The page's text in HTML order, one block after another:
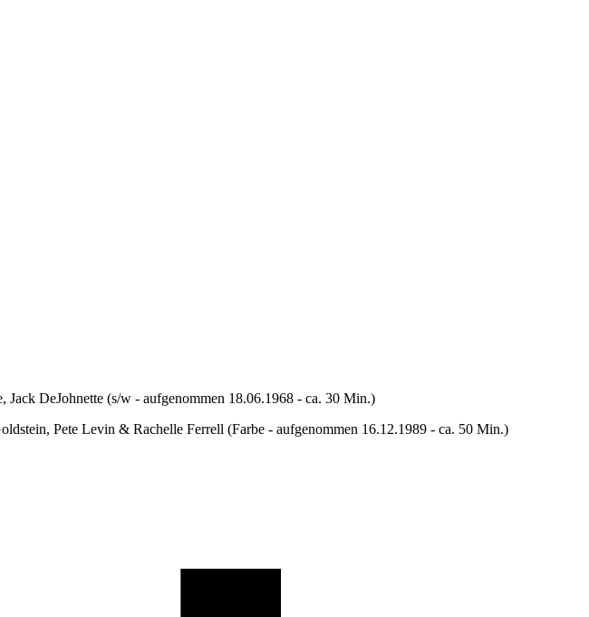
DeJohnette (s/w - aufgenommen 18.06.1968 - ca. 30 Min.)
Pete Levin & Rachelle Ferrell (Farbe - aufgenommen 16.12.1989 - ca. 50 Min.)